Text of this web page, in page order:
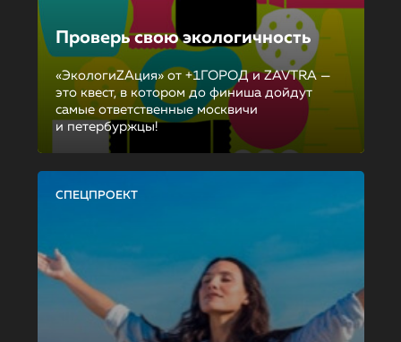
Проверь свою экологичность
«ЭкологиZAция» от +1ГОРОД и ZAVTRA —
это квест, в котором до финиша дойдут
самые ответственные москвичи
и петербуржцы!
СПЕЦПРОЕКТ